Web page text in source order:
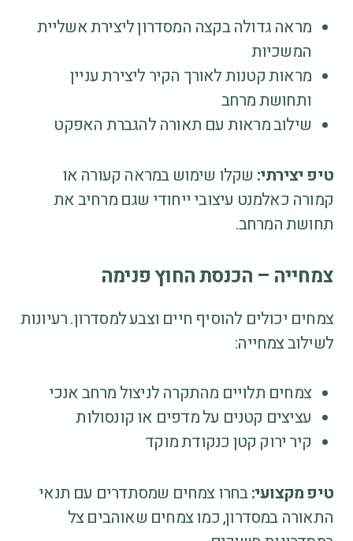
מראה גדולה בקצה המסדרון ליצירת אשליית
המשכיות
מראות קטנות לאורך הקיר ליצירת עניין
ותחושת מרחב
שילוב מראות עם תאורה להגברת האפקט
טיפ יצירתי: שקלו שימוש במראה קעורה או
קמורה כאלמנט עיצובי ייחודי שגם מרחיב את
תחושת המרחב.
צמחייה – הכנסת החוץ פנימה
צמחים יכולים להוסיף חיים וצבע למסדרון. רעיונות
לשילוב צמחייה:
צמחים תלויים מהתקרה לניצול מרחב אנכי
עציצים קטנים על מדפים או קונסולות
קיר ירוק קטן כנקודת מוקד
טיפ מקצועי:בחרו צמחים שמסתדרים עם תנאי
התאורה במסדרון, כמו צמחים שאוהבים צל